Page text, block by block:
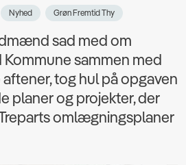
Nyhed Grøn Fremtid Thy
sad med om
Kommune sammen med
tog hul på opgaven
planer og projekter, der
omlægningsplaner